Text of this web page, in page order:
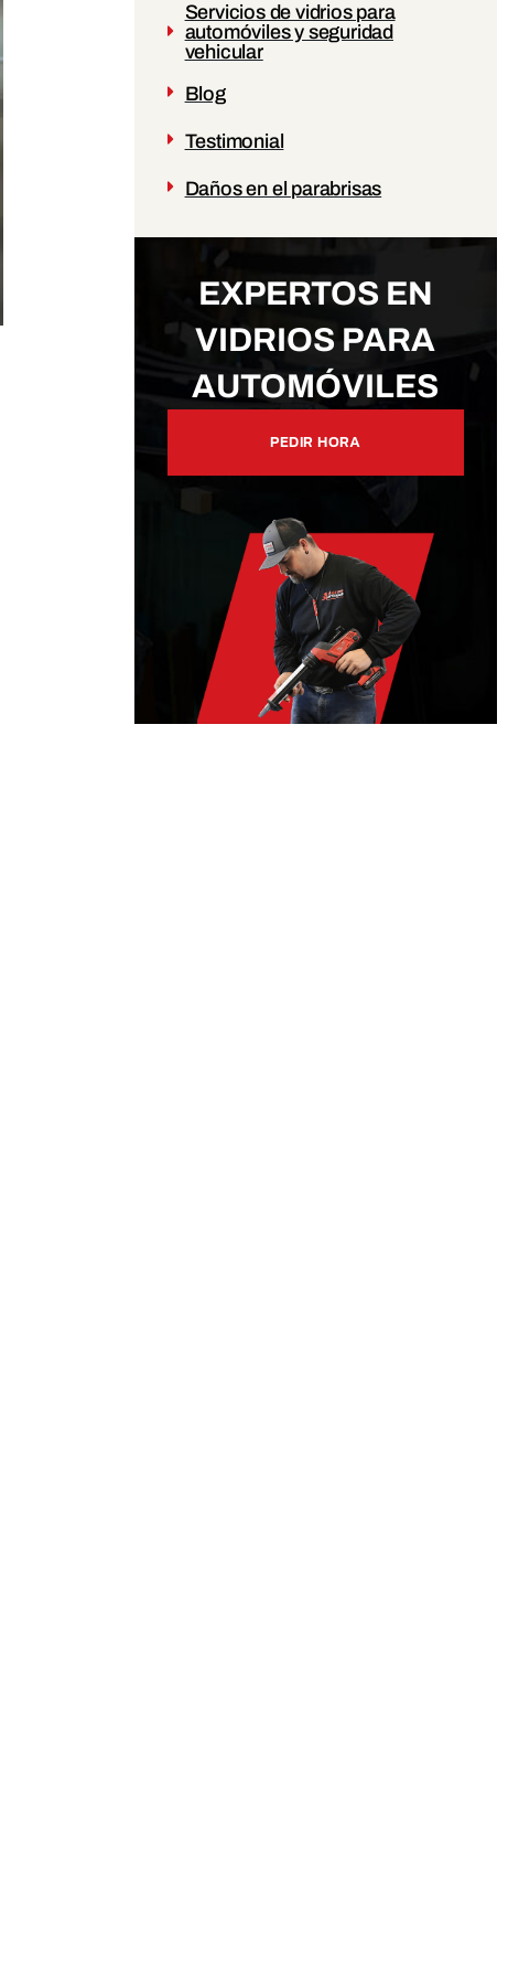
Servicios de vidrios para
automóviles y seguridad
vehicular
Blog
Testimonial
Daños en el parabrisas
EXPERTOS EN
VIDRIOS PARA
AUTOMÓVILES
PEDIR HORA